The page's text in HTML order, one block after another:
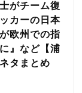
がチーム復
カーの日本
欧州での指
』など【浦
タまとめ